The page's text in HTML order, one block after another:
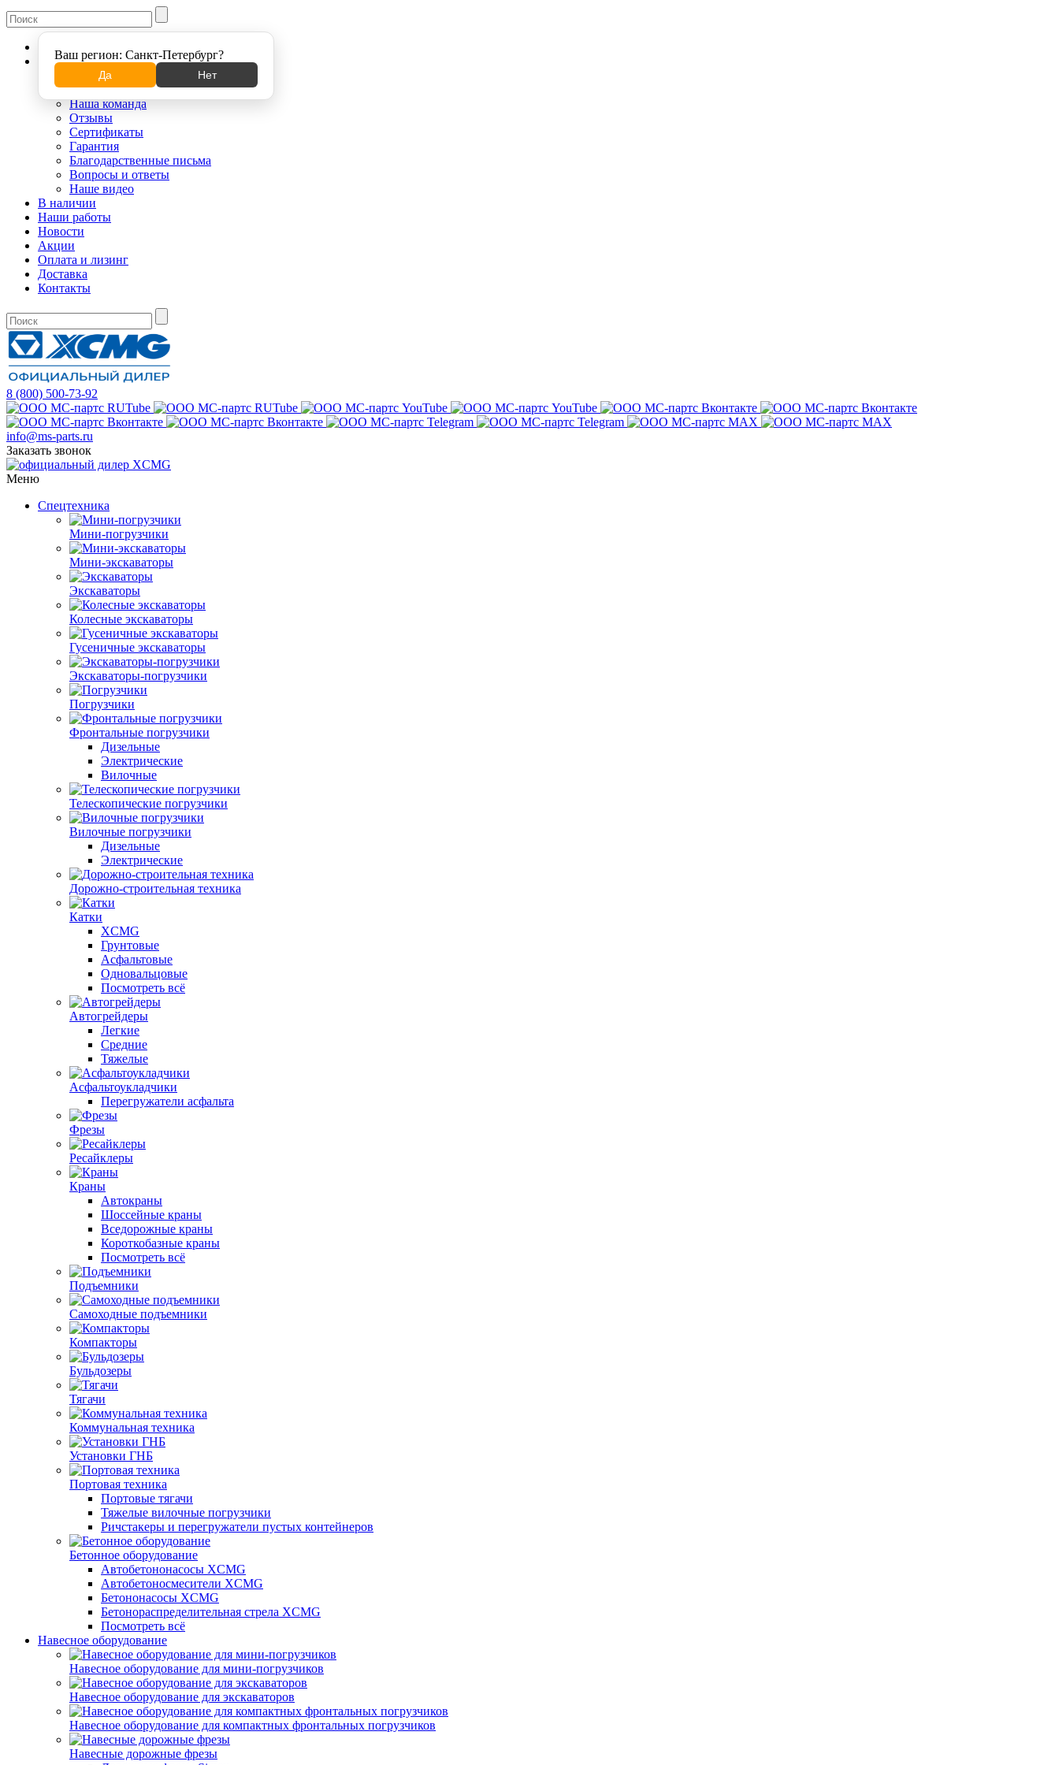
Ваш регион: Санкт-Петербург?
Да Нет
О компании
О бренде XCMG
Вакансии
Наша команда
Отзывы
Сертификаты
Гарантия
Благодарственные письма
Вопросы и ответы
Наше видео
В наличии
Наши работы
Новости
Акции
Оплата и лизинг
Доставка
Контакты
8 (800) 500-73-92
info@ms-parts.ru
Заказать звонок
Меню
Спецтехника
Мини-погрузчики
Мини-экскаваторы
Экскаваторы
Колесные экскаваторы
Гусеничные экскаваторы
Экскаваторы-погрузчики
Погрузчики
Фронтальные погрузчики
Дизельные
Электрические
Вилочные
Телескопические погрузчики
Вилочные погрузчики
Дизельные
Электрические
Дорожно-строительная техника
Катки
XCMG
Грунтовые
Асфальтовые
Одновальцовые
Посмотреть всё
Автогрейдеры
Легкие
Средние
Тяжелые
Асфальтоукладчики
Перегружатели асфальта
Фрезы
Ресайклеры
Краны
Автокраны
Шоссейные краны
Вседорожные краны
Короткобазные краны
Посмотреть всё
Подъемники
Самоходные подъемники
Компакторы
Бульдозеры
Тягачи
Коммунальная техника
Установки ГНБ
Портовая техника
Портовые тягачи
Тяжелые вилочные погрузчики
Ричстакеры и перегружатели пустых контейнеров
Бетонное оборудование
Автобетононасосы XCMG
Автобетоносмесители XCMG
Бетононасосы XCMG
Бетонораспределительная стрела XCMG
Посмотреть всё
Навесное оборудование
Навесное оборудование для мини-погрузчиков
Навесное оборудование для экскаваторов
Навесное оборудование для компактных фронтальных погрузчиков
Навесные дорожные фрезы